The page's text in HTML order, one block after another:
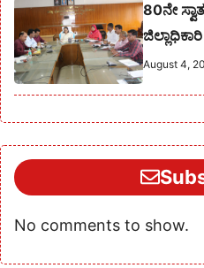
80ನೇ
August 4,
No comments to show.